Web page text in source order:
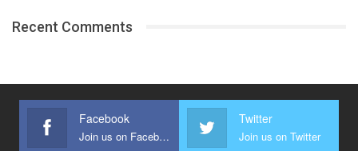
Recent Comments
Facebook
Join us on Facebook
Twitter
Join us on Twitter